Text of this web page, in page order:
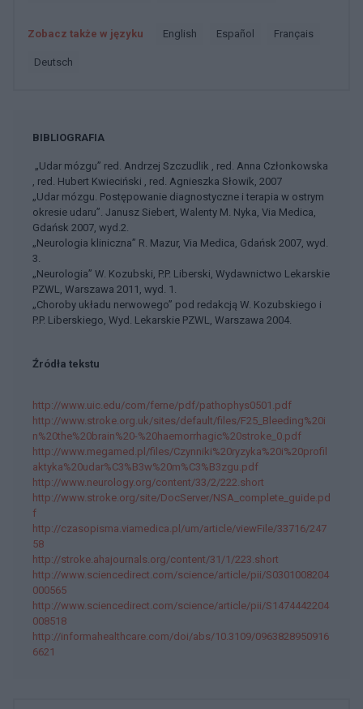
Zobacz także w języku english español français
deutsch
BIBLIOGRAFIA
„Udar mózgu” red. Andrzej Szczudlik , red. Anna Członkowska
, red. Hubert Kwieciński , red. Agnieszka Słowik, 2007
„Udar mózgu. Postępowanie diagnostyczne i terapia w ostrym
okresie udaru”. Janusz Siebert, Walenty M. Nyka, Via Medica,
Gdańsk 2007, wyd.2.
„Neurologia kliniczna” R. Mazur, Via Medica, Gdańsk 2007, wyd.
3.
„Neurologia” W. Kozubski, P.P. Liberski, Wydawnictwo Lekarskie
PZWL, Warszawa 2011, wyd. 1.
„Choroby układu nerwowego” pod redakcją W. Kozubskiego i
P.P. Liberskiego, Wyd. Lekarskie PZWL, Warszawa 2004.
Źródła tekstu
http://www.uic.edu/com/ferne/pdf/pathophys0501.pdf
http://www.stroke.org.uk/sites/default/files/F25_Bleeding%20i
n%20the%20brain%20-%20haemorrhagic%20stroke_0.pdf
http://www.megamed.pl/files/Czynniki%20ryzyka%20i%20profil
aktyka%20udar%C3%B3w%20m%C3%B3zgu.pdf
http://www.neurology.org/content/33/2/222.short
http://www.stroke.org/site/DocServer/NSA_complete_guide.pd
f
http://czasopisma.viamedica.pl/um/article/viewFile/33716/247
58
http://stroke.ahajournals.org/content/31/1/223.short
http://www.sciencedirect.com/science/article/pii/S0301008204
000565
http://www.sciencedirect.com/science/article/pii/S1474442204
008518
http://informahealthcare.com/doi/abs/10.3109/0963828950916
6621